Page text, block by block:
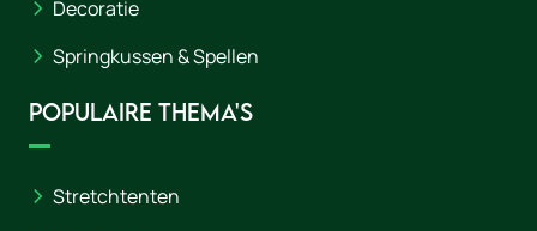
Decoratie
Springkussen & Spellen
Populaire thema's
Stretchtenten